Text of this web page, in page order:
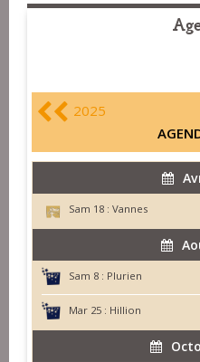
2025
Sam 18 : Vannes
Sam 8 : Plurien
Mar 25 : Hillion